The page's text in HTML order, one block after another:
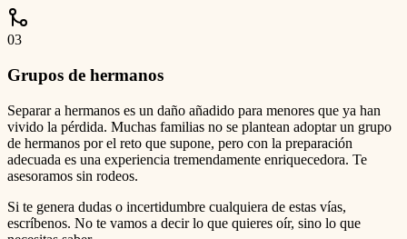
03
Grupos de hermanos
Separar a hermanos es un daño añadido para menores que ya han
vivido la pérdida. Muchas familias no se plantean adoptar un grupo
de hermanos por el reto que supone, pero con la preparación
adecuada es una experiencia tremendamente enriquecedora. Te
asesoramos sin rodeos.
Si te genera dudas o incertidumbre cualquiera de estas vías,
escríbenos. No te vamos a decir lo que quieres oír, sino lo que